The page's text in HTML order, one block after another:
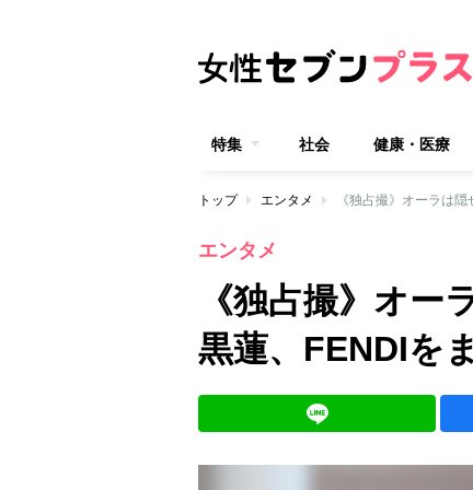
特集 社会 健康・医療
トップ エンタメ 《独占撮》オーラは
エンタメ
《独占撮》オー
黒蓮、FENDIを